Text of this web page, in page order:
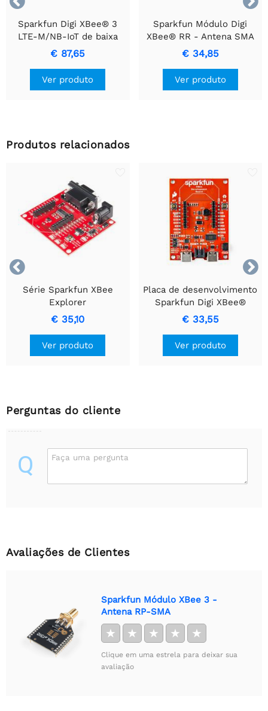
Sparkfun Digi XBee® 3
LTE-M/NB-IoT de baixa
potência, GNSS, sem SIM
€ 87,65
Ver produto
Sparkfun Módulo Digi
XBee® RR - Antena SMA
€ 34,85
Ver produto
Produtos relacionados


Série Sparkfun XBee
Explorer
€ 35,10
Ver produto
Placa de desenvolvimento
Sparkfun Digi XBee®
€ 33,55
Ver produto
Perguntas do cliente
Q Faça uma pergunta
Avaliações de Clientes
Sparkfun Módulo XBee 3 -
Antena RP-SMA
★ ★ ★ ★ ★
Clique em uma estrela para deixar sua
avaliação